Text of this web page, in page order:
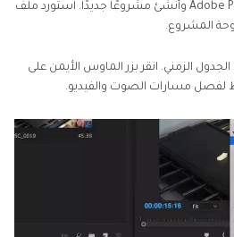
افتح Adobe Premiere Pro وأنشئ مشروعًا جديدًا. استورد ملف
المشروع.
الزمني. انقر بزر الماوس الأيمن على
لفصل مسارات الصوت والفيديو.